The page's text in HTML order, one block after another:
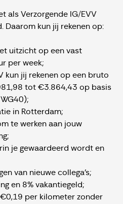
als Verzorgende IG/EVV
kun jij rekenen op:
uitzicht op een vast
per week;
kun jij rekenen op een bruto
tot €3.864,43 op basis
in Rotterdam;
te werken aan jouw
je gewaardeerd wordt en
van nieuwe collega’s;
en 8% vakantiegeld;
per kilometer zonder